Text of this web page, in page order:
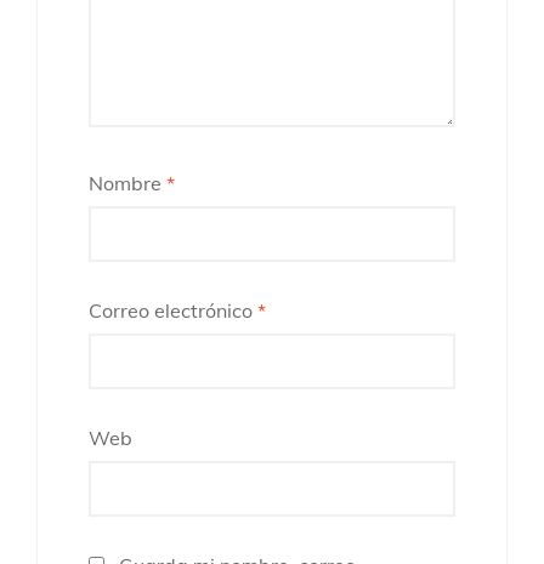
Nombre *
Correo electrónico *
Web